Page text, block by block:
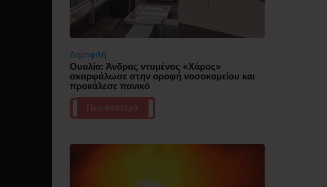
Δημοφιλή
Ουαλία: Άνδρας ντυμένος «Χάρος»
σκαρφάλωσε στην οροφή νοσοκομείου και
προκάλεσε πανικό
Περισσότερα